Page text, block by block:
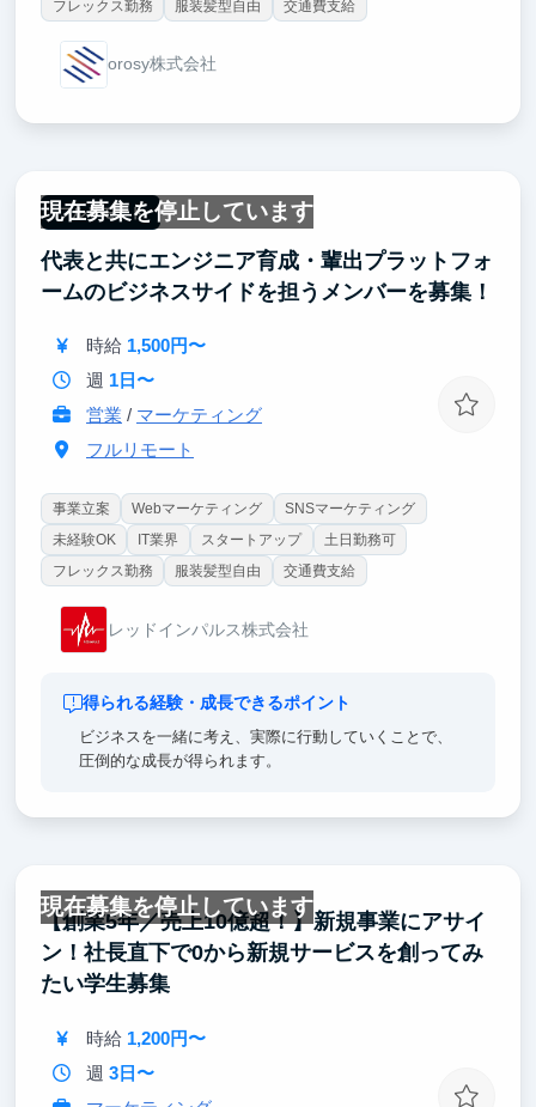
フレックス勤務 服装髪型自由 交通費支給
orosy株式会社
現在募集を停止しています
フルリモート
代表と共にエンジニア育成・輩出プラットフォ
ームのビジネスサイドを担うメンバーを募集！
時給 1,500円〜
週 1日〜
営業 / マーケティング
フルリモート
事業立案 Webマーケティング
SNSマーケティング
未経験OK
IT業界 スタートアップ
土日勤務可
フレックス勤務
服装髪型自由 交通費支給
レッドインパルス株式会社
得られる経験・成長できるポイント
ビジネスを一緒に考え、実際に行動していくことで、
圧倒的な成長が得られます。
現在募集を停止しています
【創業5年／売上10億超！】新規事業にアサイ
ン！社長直下で0から新規サービスを創ってみ
たい学生募集
時給 1,200円〜
週 3日〜